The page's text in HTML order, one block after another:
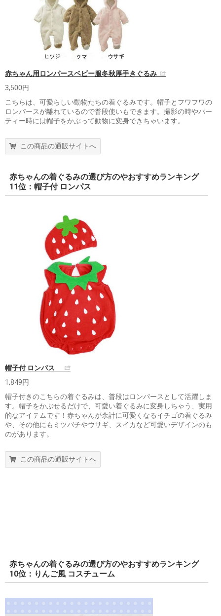
赤ちゃん用ロンパースベビー服冬秋厚手きぐるみ
3,500円
こちらは、可愛らしい動物たちの着ぐるみです。帽子とフワフワの
ロンパースが離れているので普段使いもできます。撮影の時やパー
ティー時には帽子をかぶって動物に変身できちゃいます。
この商品の通販サイトへ
赤ちゃんの着ぐるみの選び方のやおすすめランキング
11位：帽子付 ロンパス
帽子付 ロンパス
1,849円
帽子付きのこちらの着ぐるみは、普段はロンパースとして活躍しま
す。帽子をかぶせるだけで、可愛い着ぐるみに変身しちゃう、実用
的なアイテムです！赤ちゃんが余計に可愛くなるイチゴの着ぐるみ
や、その他にもミツバチやウサギ、スイカなど可愛いデザインのも
のがあります。
この商品の通販サイトへ
赤ちゃんの着ぐるみの選び方のやおすすめランキング
10位：りんご風 コスチューム